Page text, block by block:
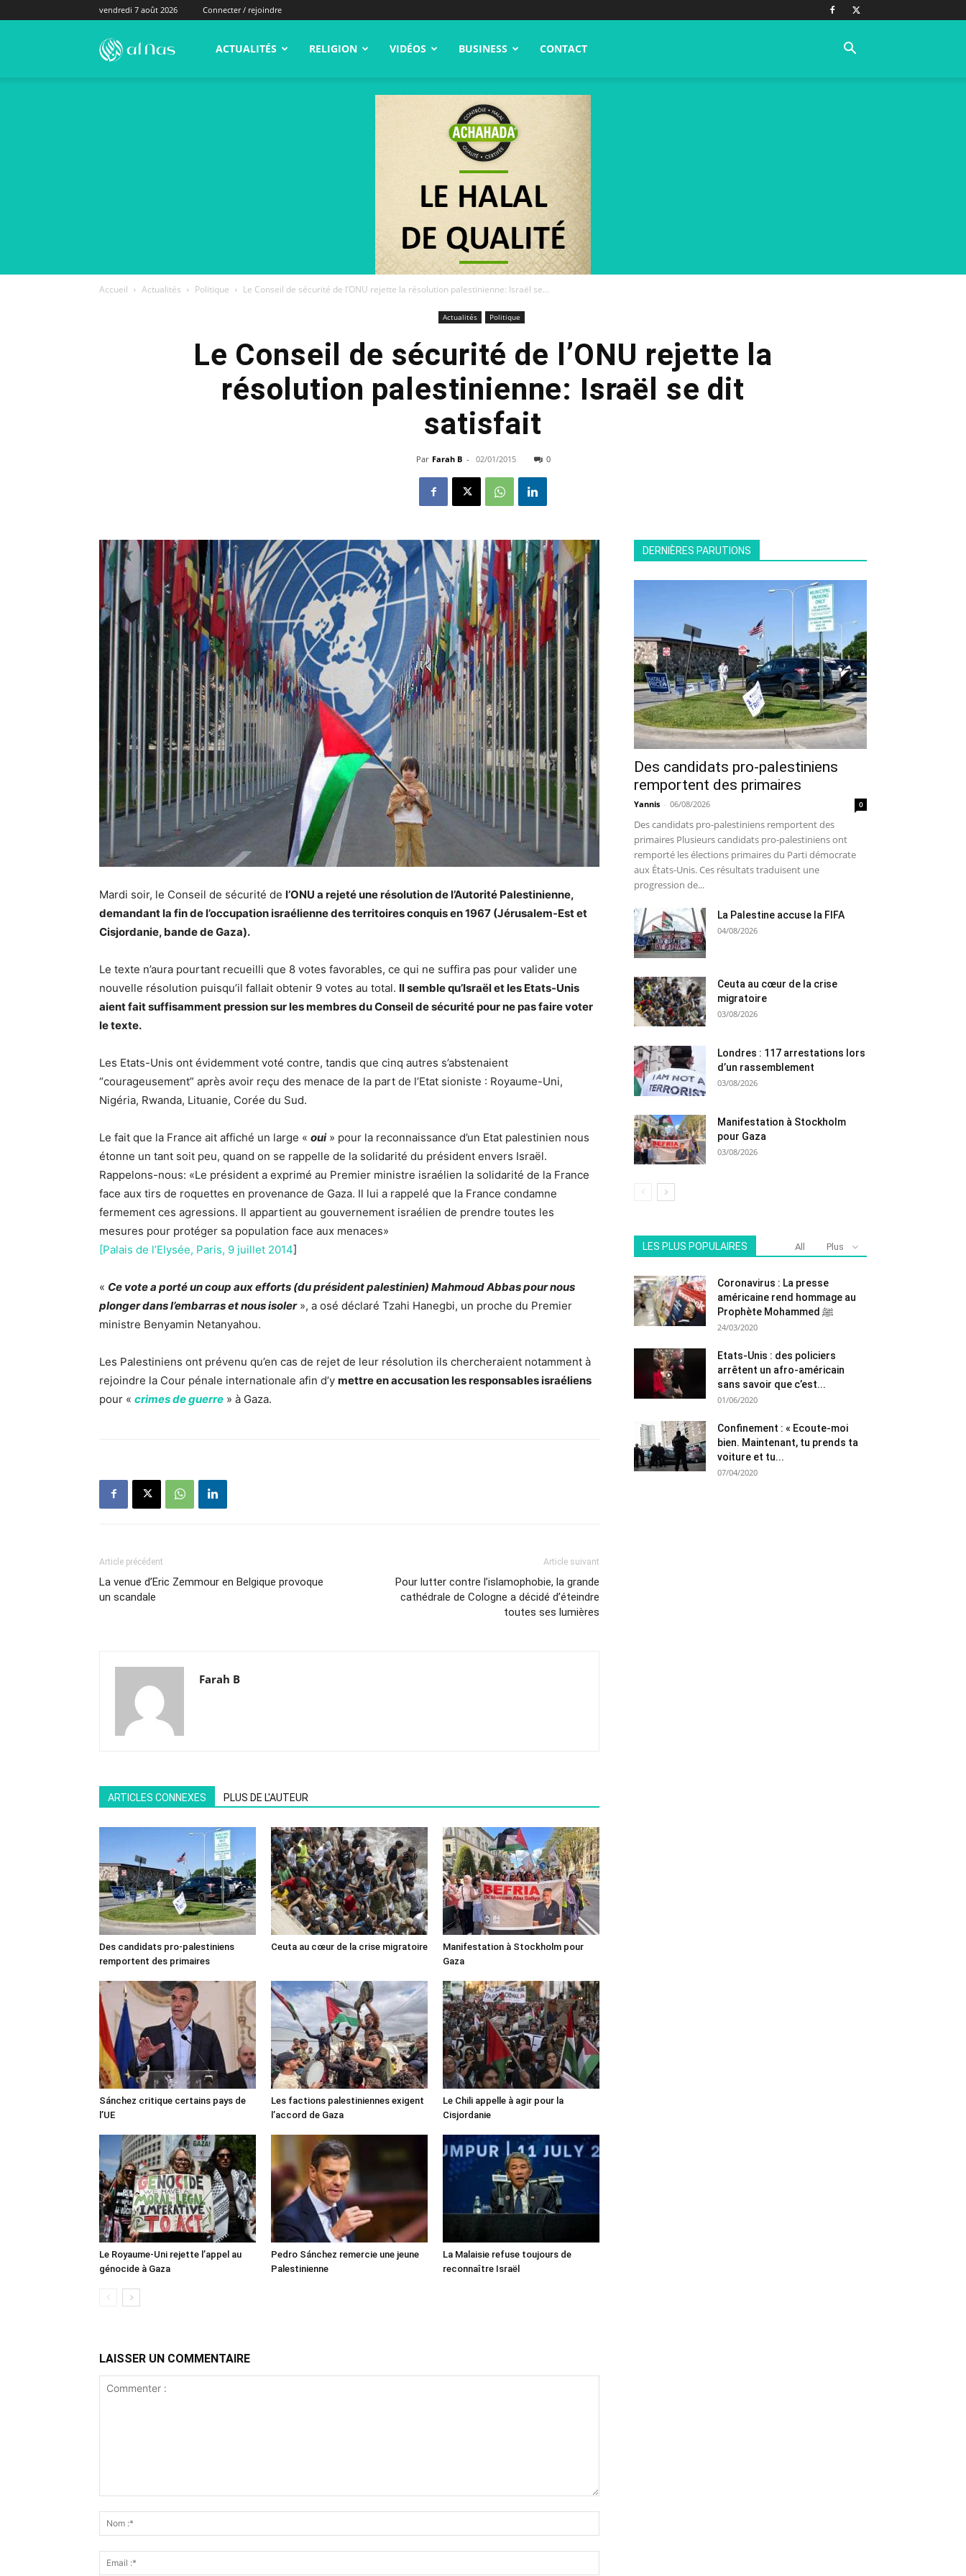
vendredi 7 août 2026 Connecter / rejoindre
alNas.fr ACTUALITÉS RELIGION VIDÉOS BUSINESS CONTACT
Accueil Actualités Politique Le Conseil de sécurité de l’ONU rejette la résolution palestinienne: Israël se...
Actualités Politique
Le Conseil de sécurité de l’ONU rejette la
résolution palestinienne: Israël se dit
satisfait
Par Farah B - 02/01/2015 0
Mardi soir, le Conseil de sécurité de l’ONU a rejeté une résolution de l’Autorité Palestinienne,
demandant la fin de l’occupation israélienne des territoires conquis en 1967 (Jérusalem-Est et
Cisjordanie, bande de Gaza).
Le texte n’aura pourtant recueilli que 8 votes favorables, ce qui ne suffira pas pour valider une
nouvelle résolution puisqu’il fallait obtenir 9 votes au total. Il semble qu’Israël et les Etats-Unis
aient fait suffisamment pression sur les membres du Conseil de sécurité pour ne pas faire voter
le texte.
Les Etats-Unis ont évidemment voté contre, tandis que cinq autres s’abstenaient
“courageusement” après avoir reçu des menace de la part de l’Etat sioniste : Royaume-Uni,
Nigéria, Rwanda, Lituanie, Corée du Sud.
Le fait que la France ait affiché un large « oui » pour la reconnaissance d’un Etat palestinien nous
étonne un tant soit peu, quand on se rappelle de la solidarité du président envers Israël.
Rappelons-nous: «Le président a exprimé au Premier ministre israélien la solidarité de la France
face aux tirs de roquettes en provenance de Gaza. Il lui a rappelé que la France condamne
fermement ces agressions. Il appartient au gouvernement israélien de prendre toutes les
mesures pour protéger sa population face aux menaces»
[Palais de l’Elysée, Paris, 9 juillet 2014]
« Ce vote a porté un coup aux efforts (du président palestinien) Mahmoud Abbas pour nous
plonger dans l’embarras et nous isoler », a osé déclaré Tzahi Hanegbi, un proche du Premier
ministre Benyamin Netanyahou.
Les Palestiniens ont prévenu qu’en cas de rejet de leur résolution ils chercheraient notamment à
rejoindre la Cour pénale internationale afin d’y mettre en accusation les responsables israéliens
pour « crimes de guerre » à Gaza.
Article précédent
La venue d’Eric Zemmour en Belgique provoque
un scandale
Article suivant
Pour lutter contre l’islamophobie, la grande
cathédrale de Cologne a décidé d’éteindre
toutes ses lumières
Farah B
ARTICLES CONNEXES PLUS DE L'AUTEUR
Des candidats pro-palestiniens
remportent des primaires
Ceuta au cœur de la crise migratoire
Manifestation à Stockholm pour
Gaza
Sánchez critique certains pays de
l’UE
Les factions palestiniennes exigent
l’accord de Gaza
Le Chili appelle à agir pour la
Cisjordanie
Le Royaume-Uni rejette l’appel au
génocide à Gaza
Pedro Sánchez remercie une jeune
Palestinienne
La Malaisie refuse toujours de
reconnaître Israël
LAISSER UN COMMENTAIRE
DERNIÈRES PARUTIONS
Des candidats pro-palestiniens
remportent des primaires
Yannis - 06/08/2026 0
Des candidats pro-palestiniens remportent des
primaires Plusieurs candidats pro-palestiniens ont
remporté les élections primaires du Parti démocrate
aux États-Unis. Ces résultats traduisent une
progression de...
La Palestine accuse la FIFA
04/08/2026
Ceuta au cœur de la crise
migratoire
03/08/2026
Londres : 117 arrestations lors
d’un rassemblement
03/08/2026
Manifestation à Stockholm
pour Gaza
03/08/2026
LES PLUS POPULAIRES All Plus
Coronavirus : La presse
américaine rend hommage au
Prophète Mohammed ﷺ
24/03/2020
Etats-Unis : des policiers
arrêtent un afro-américain
sans savoir que c’est...
01/06/2020
Confinement : « Ecoute-moi
bien. Maintenant, tu prends ta
voiture et tu...
07/04/2020